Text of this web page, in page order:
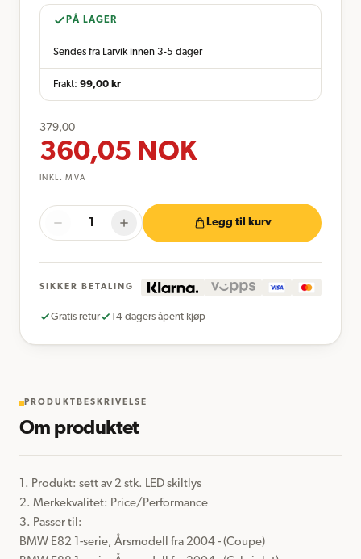
PÅ LAGER
Sendes fra Larvik innen 3-5 dager
Frakt: 99,00 kr
379,00
360,05 NOK
INKL. MVA
Legg til kurv
SIKKER BETALING
Gratis retur 14 dagers åpent kjøp
PRODUKTBESKRIVELSE
Om produktet
1. Produkt: sett av 2 stk. LED skiltlys
2. Merkekvalitet: Price/Performance
3. Passer til:
BMW E82 1-serie, Årsmodell fra 2004 - (Coupe)